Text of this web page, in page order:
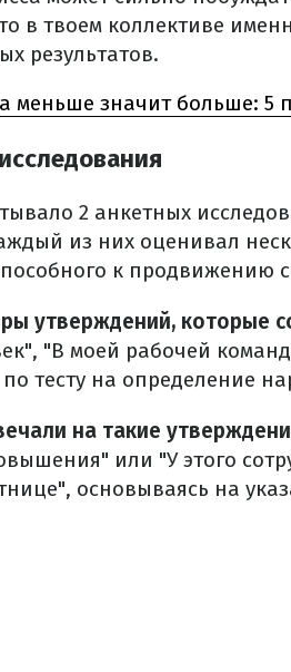
в твоем коллективе
результатов.
меньше значит больше: 5
2 анкетных
из них оценивал
к продвижению
утверждений, которые
"В моей рабочей
тесту на определение
на такие
или "У этого
основываясь на